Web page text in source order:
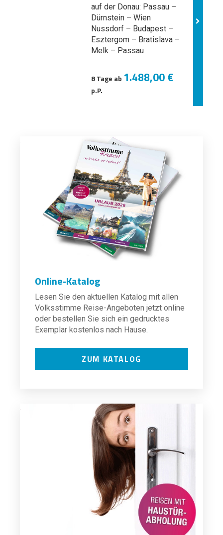
auf der Donau: Passau –
Dürnstein – Wien
Nussdorf – Budapest –
Esztergom – Bratislava –
Melk – Passau
8 Tage ab 1.488,00 €
p.P.
Online-Katalog
Lesen Sie den aktuellen Katalog mit allen
Volksstimme Reise-Angeboten jetzt online
oder bestellen Sie sich ein gedrucktes
Exemplar kostenlos nach Hause.
ZUM KATALOG